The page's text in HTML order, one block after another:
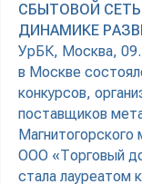
СБЫТОВОЙ
ДИНАМИКЕ
УрБК, Москва,
в Москве
конкурсов,
поставщиков
ООО «Торговый
стала лауреатом